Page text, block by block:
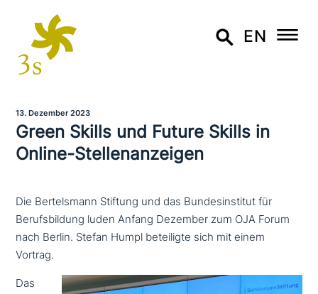
EN
13. Dezember 2023
Green Skills und Future Skills in
Online-Stellenanzeigen
Die Bertelsmann Stiftung und das Bundesinstitut für
Berufsbildung luden Anfang Dezember zum OJA Forum
nach Berlin. Stefan Humpl beteiligte sich mit einem
Vortrag.
Das